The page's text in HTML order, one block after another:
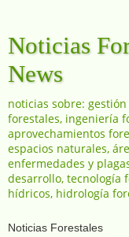
Noticias
News
noticias sobre:
forestales, ingeniería
aprovechamientos
espacios naturales,
enfermedades y
desarrollo, tecnología
hídricos, hidrología